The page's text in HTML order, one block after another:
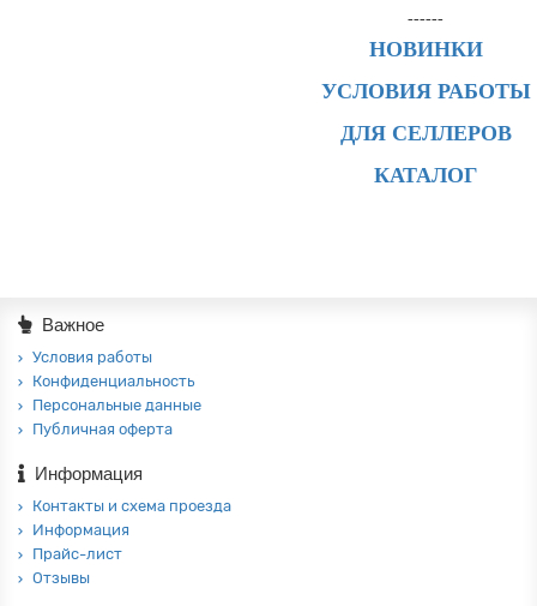
------
НОВИНКИ
УСЛОВИЯ РАБОТЫ
ДЛЯ СЕЛЛЕРОВ
КАТАЛОГ
Важное
Условия работы
Конфиденциальность
Персональные данные
Публичная оферта
Информация
Контакты и схема проезда
Информация
Прайс-лист
Отзывы